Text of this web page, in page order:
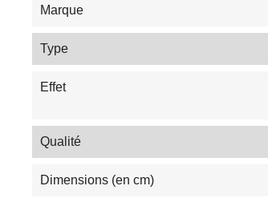
Marque
Type
Effet
Qualité
Dimensions (en cm)